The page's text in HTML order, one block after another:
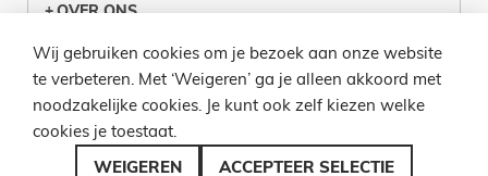
OVER ONS
KLANTENCENTRUM
INFO
BEL ONS
Wij gebruiken cookies om je bezoek aan onze website
te verbeteren. Met ‘Weigeren’ ga je alleen akkoord met
noodzakelijke cookies. Je kunt ook zelf kiezen welke
cookies je toestaat.
WEIGEREN
ACCEPTEER SELECTIE